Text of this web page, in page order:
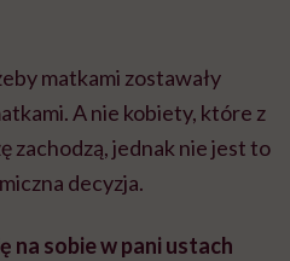
matkami zostawały
A nie kobiety, które z
zachodzą, jednak nie jest to
decyzja.
na sobie w pani ustach